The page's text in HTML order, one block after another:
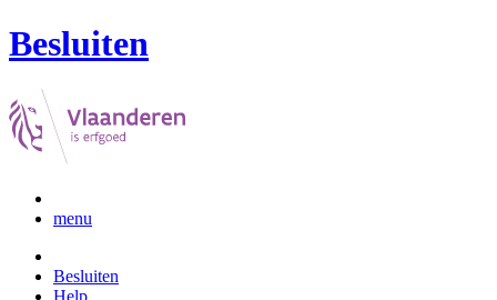
Besluiten
menu
Besluiten
Help